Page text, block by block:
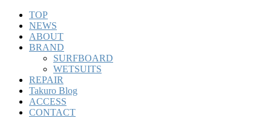
TOP
NEWS
ABOUT
BRAND
SURFBOARD
WETSUITS
REPAIR
Takuro Blog
ACCESS
CONTACT